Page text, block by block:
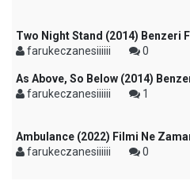
Two Night Stand (2014) Benzeri
farukeczanesiiiiii
0
As Above, So Below (2014)
farukeczanesiiiiii
1
Ambulance (2022) Filmi Ne
farukeczanesiiiiii
0